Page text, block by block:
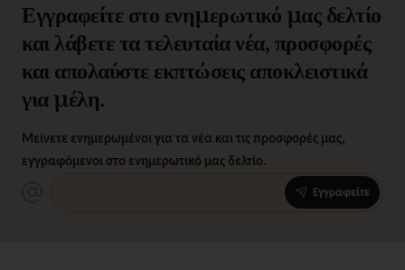
Εγγραφείτε στο ενημερωτικό μας δελτίο
και λάβετε τα τελευταία νέα, προσφορές
και απολαύστε εκπτώσεις αποκλειστικά
για μέλη.
Μείνετε ενημερωμένοι για τα νέα και τις προσφορές μας,
εγγραφόμενοι στο ενημερωτικό μας δελτίο.
Εγγραφείτε